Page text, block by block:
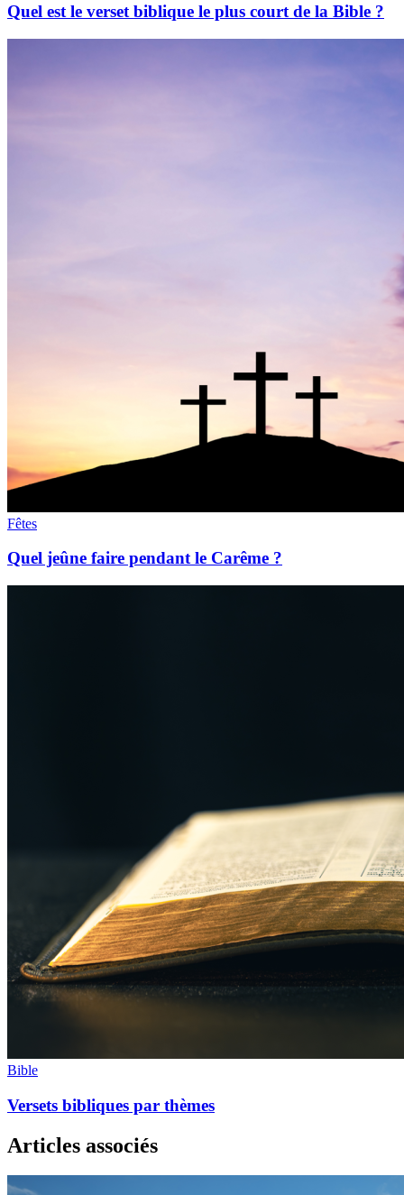
Quel est le verset biblique le plus court de la Bible ?
Fêtes
Quel jeûne faire pendant le Carême ?
Bible
Versets bibliques par thèmes
Articles associés